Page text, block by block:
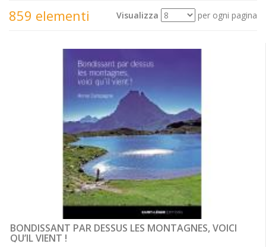
859 elementi Visualizza per ogni pagina
Ordina per
BONDISSANT PAR DESSUS LES MONTAGNES, VOICI
QU’IL VIENT !